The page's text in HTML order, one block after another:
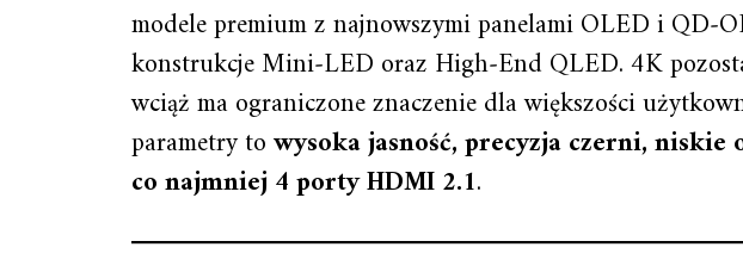
modele premium z najnowszymi panelami OLED i
konstrukcje Mini‑LED oraz High‑End QLED. 4K
wciąż ma ograniczone znaczenie dla większości
parametry towysoka jasność, precyzja czerni,
co najmniej 4 porty HDMI 2.1.